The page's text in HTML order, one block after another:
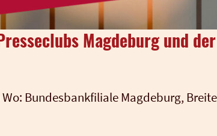
Magdeburg und
Bun­des­bank­fi­lia­le Mag­de­burg,